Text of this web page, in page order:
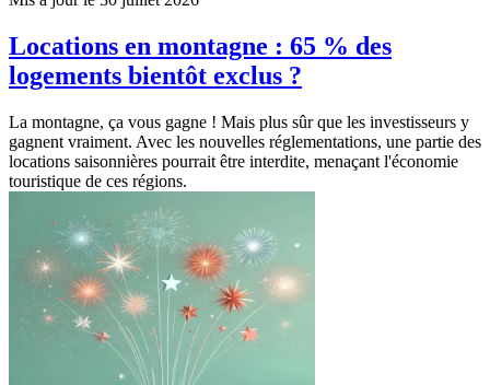
Locations en montagne : 65 % des
logements bientôt exclus ?
La montagne, ça vous gagne ! Mais plus sûr que les investisseurs y
gagnent vraiment. Avec les nouvelles réglementations, une partie des
locations saisonnières pourrait être interdite, menaçant l'économie
touristique de ces régions.